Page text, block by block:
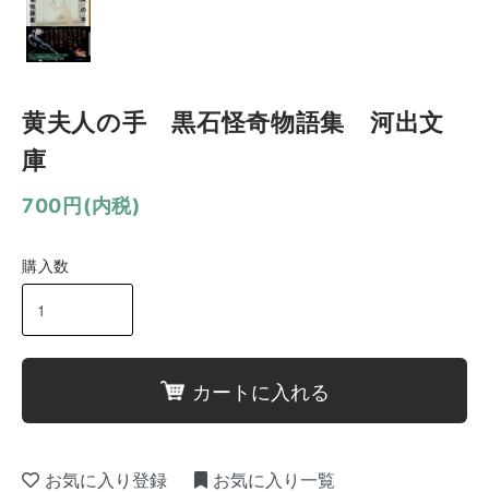
黄夫人の手 黒石怪奇物語集 河出文
庫
700円(内税)
購入数
カートに入れる
お気に入り登録 お気に入り一覧